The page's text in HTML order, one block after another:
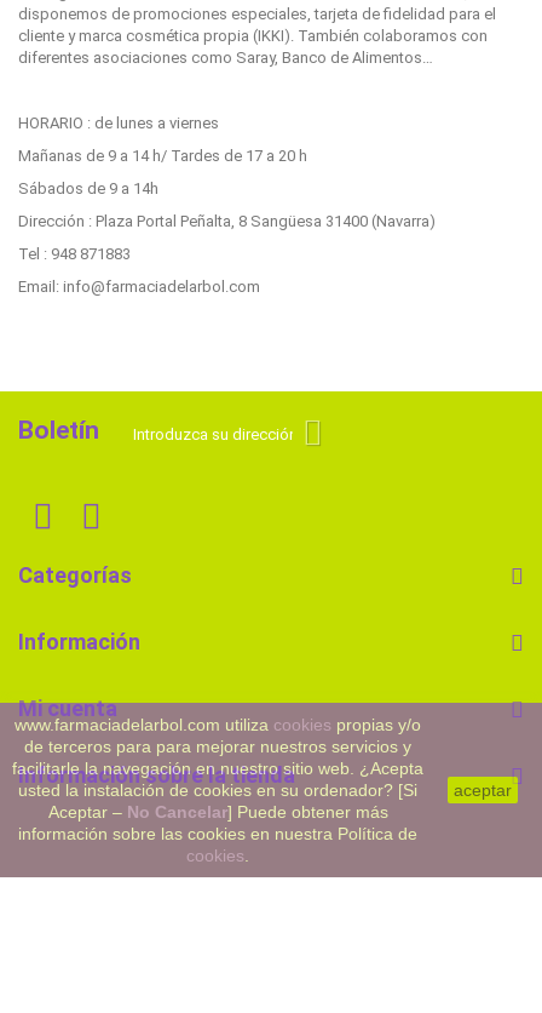
disponemos de promociones especiales, tarjeta de fidelidad para el
cliente y marca cosmética propia (IKKI). También colaboramos con
diferentes asociaciones como Saray, Banco de Alimentos…
HORARIO : de lunes a viernes
Mañanas de 9 a 14 h/ Tardes de 17 a 20 h
Sábados de 9 a 14h
Dirección : Plaza Portal Peñalta, 8 Sangüesa 31400 (Navarra)
Tel : 948 871883
Email: info@farmaciadelarbol.com
Boletín
Categorías
Información
Mi cuenta
Información sobre la tienda
www.farmaciadelarbol.com utiliza cookies propias y/o
de terceros para para mejorar nuestros servicios y
facilitarle la navegación en nuestro sitio web. ¿Acepta
usted la instalación de cookies en su ordenador? [Si
Aceptar – No Cancelar] Puede obtener más
información sobre las cookies en nuestra Política de
cookies
aceptar